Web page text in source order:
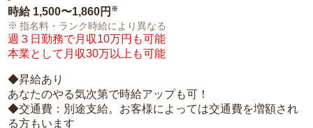
時給 1,500〜1,860円 ※
指名料・ランク時給により異なる
週３日勤務で月収10万円も可能
本業として月収30万以上も可能
◆昇給あり
あなたのやる気次第で時給アップも可！
◆交通費：別途支給。お客様によっては交通費を増額され
る方もいます